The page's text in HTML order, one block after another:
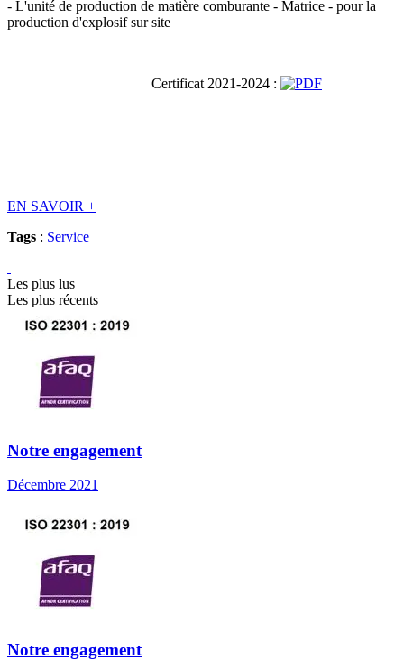
- L'unité de production de matière comburante - Matrice - pour la
production d'explosif sur site
Certificat 2021-2024 :
EN SAVOIR +
Tags : Service
Les plus lus
Les plus récents
Notre engagement
Décembre 2021
Notre engagement